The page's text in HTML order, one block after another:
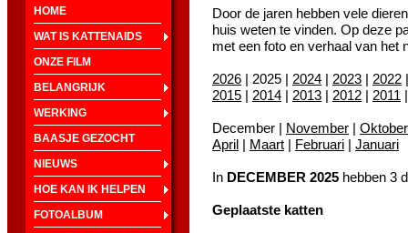
HOME
WAT IS KATTENAIDS
ONZE FILM
BELANGRIJK
WERKING
BAASJE GEZOCHT
NIEUWS
HOE KAN IK HELPEN
FOTOALBUM
Door de jaren hebben vele
huis weten te vinden. Op deze
met een foto en verhaal van het
2026 | 2025 | 2024 | 2023 | 2022
2015 | 2014 | 2013 | 2012 | 2011
December | November | Oktober
April | Maart | Februari | Januari
In DECEMBER 2025 hebben 3
Geplaatste katten